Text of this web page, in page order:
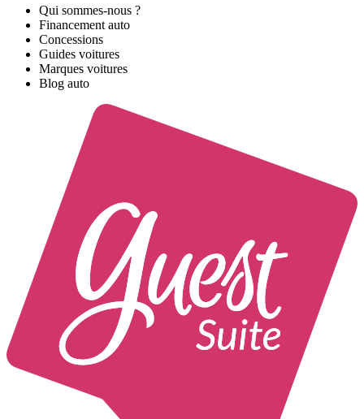
Qui sommes-nous ?
Financement auto
Concessions
Guides voitures
Marques voitures
Blog auto